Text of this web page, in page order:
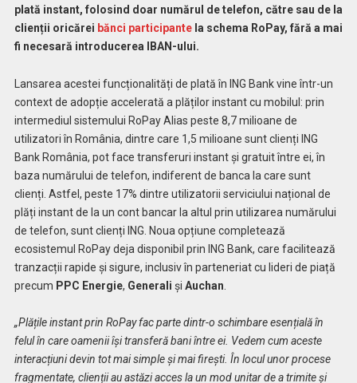
plată instant, folosind doar numărul de telefon, către sau de la
clienții oricărei bănci participantela schema RoPay, fără a mai
fi necesară introducerea IBAN-ului.
Lansarea acestei funcționalități de plată în ING Bank vine într-un
context de adopție accelerată a plăților instant cu mobilul: prin
intermediul sistemului RoPay Alias peste 8,7 milioane de
utilizatori în România, dintre care 1,5 milioane sunt clienți ING
Bank România, pot face transferuri instant și gratuit între ei, în
baza numărului de telefon, indiferent de banca la care sunt
clienți. Astfel, peste 17% dintre utilizatorii serviciului național de
plăți instant de la un cont bancar la altul prin utilizarea numărului
de telefon, sunt clienți ING. Noua opțiune completează
ecosistemul RoPay deja disponibil prin ING Bank, care facilitează
tranzacții rapide și sigure, inclusiv în parteneriat cu lideri de piață
precum PPC Energie, Generali și Auchan
„Plățile instant prin RoPay fac parte dintr-o schimbare esențială în
felul în care oamenii își transferă bani între ei. Vedem cum aceste
interacțiuni devin tot mai simple și mai firești. În locul unor procese
fragmentate, clienții au astăzi acces la un mod unitar de a trimite și